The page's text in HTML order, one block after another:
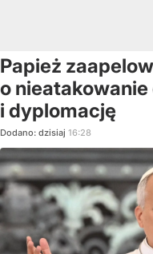
Papież
o
i dyplomację
Dodano: dzisiaj 16:28